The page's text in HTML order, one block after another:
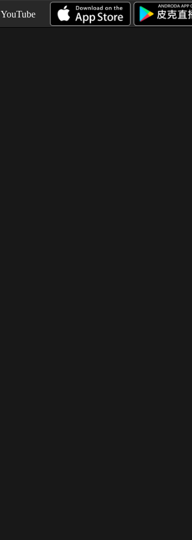
YouTube